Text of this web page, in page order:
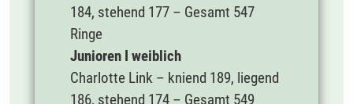
184, stehend 177 – Gesamt 547
Ringe
Junioren I weiblich
Charlotte Link – kniend 189, liegend
186, stehend 174 – Gesamt 549